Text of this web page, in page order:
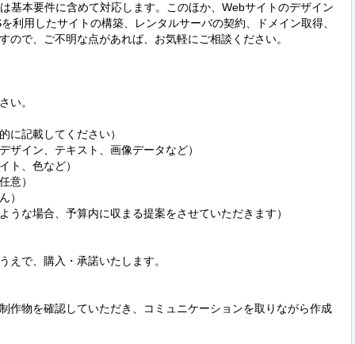
基本要件に含めて対応します。このほか、Webサイトのデザイン
利用したサイトの構築、レンタルサーバの契約、ドメイン取得、
ので、ご不明な点があれば、お気軽にご相談ください。
い。
に記載してください）
ザイン、テキスト、画像データなど）
ト、色など）
意）
）
うな場合、予算内に収まる提案をさせていただきます）
えで、購入・承諾いたします。
作物を確認していただき、コミュニケーションを取りながら作成